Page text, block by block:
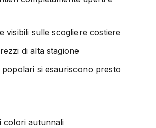
visibili sulle scogliere costiere
di alta stagione
si esauriscono presto
colori autunnali